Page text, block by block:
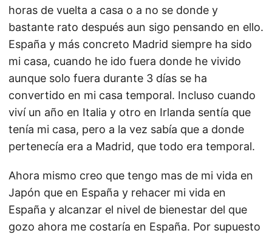
horas de vuelta a casa o a no se donde y
bastante rato después aun sigo pensando en ello.
España y más concreto Madrid siempre ha sido
mi casa, cuando he ido fuera donde he vivido
aunque solo fuera durante 3 días se ha
convertido en mi casa temporal. Incluso cuando
viví un año en Italia y otro en Irlanda sentía que
tenía mi casa, pero a la vez sabía que a donde
pertenecía era a Madrid, que todo era temporal.
Ahora mismo creo que tengo mas de mi vida en
Japón que en España y rehacer mi vida en
España y alcanzar el nivel de bienestar del que
gozo ahora me costaría en España. Por supuesto